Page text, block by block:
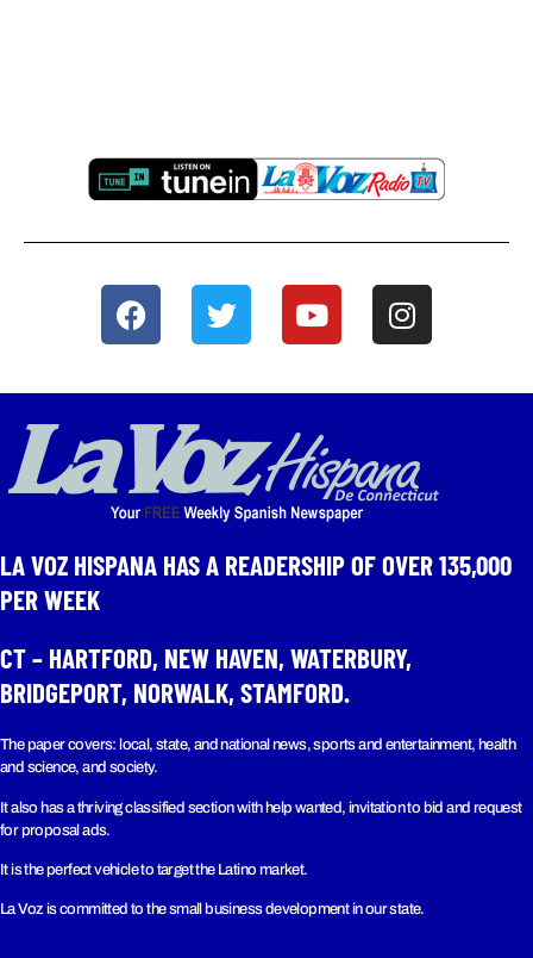
LA VOZ HISPANA HAS A READERSHIP OF OVER 135,000
PER WEEK​
CT – HARTFORD, NEW HAVEN, WATERBURY,
BRIDGEPORT, NORWALK, STAMFORD.
The paper covers: local, state, and national news, sports and entertainment, health
and science, and society.
It also has a thriving classified section with help wanted, invitation to bid and request
for proposal ads.
It is the perfect vehicle to target the Latino market.
La Voz is committed to the small business development in our state.